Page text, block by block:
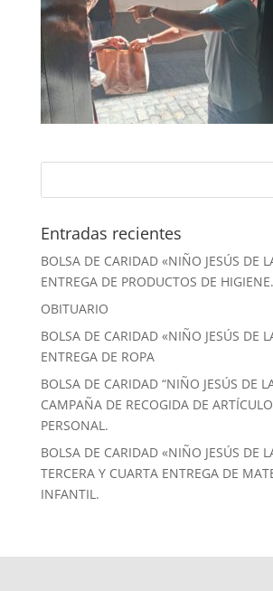
Entradas recientes
BOLSA DE CARIDAD «NIÑO JESÚS DE
ENTREGA DE PRODUCTOS DE HIGIENE.
OBITUARIO
BOLSA DE CARIDAD «NIÑO JESÚS DE
ENTREGA DE ROPA
BOLSA DE CARIDAD “NIÑO JESÚS DE
CAMPAÑA DE RECOGIDA DE
PERSONAL.
BOLSA DE CARIDAD «NIÑO JESÚS DE
TERCERA Y CUARTA ENTREGA DE
INFANTIL.